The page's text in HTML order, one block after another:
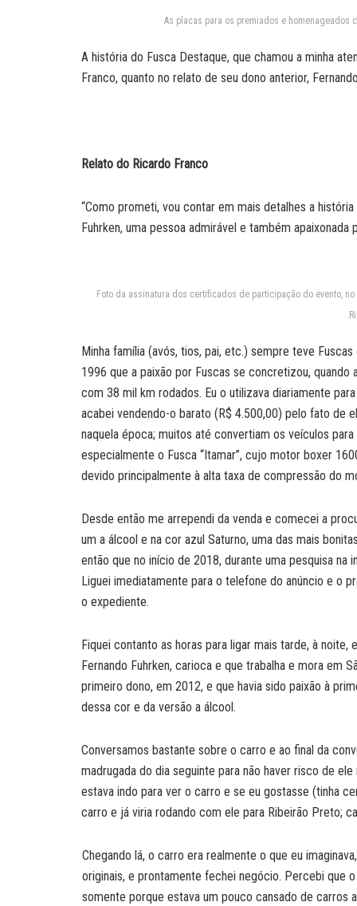
As placas para os premiados e homenageados
A história do Fusca Destaque, que chamou a minha
Franco, quanto no relato de seu dono anterior,
Relato do Ricardo Franco
“Como prometi, vou contar em mais detalhes a
Fuhrken, uma pessoa admirável e também
Foto da assinatura dos certificados de participação do evento,
Minha família (avós, tios, pai, etc.) sempre teve
1996 que a paixão por Fuscas se concretizou,
com 38 mil km rodados. Eu o utilizava diariamente
acabei vendendo-o barato (R$ 4.500,00) pelo fato de
naquela época; muitos até convertiam os veículos
especialmente o Fusca “Itamar”, cujo motor boxer
devido principalmente à alta taxa de compressão do
Desde então me arrependi da venda e comecei a
um a álcool e na cor azul Saturno, uma das mais
então que no início de 2018, durante uma pesquisa na
Liguei imediatamente para o telefone do anúncio e o
o expediente.
Fiquei contanto as horas para ligar mais tarde, à
Fernando Fuhrken, carioca e que trabalha e mora em
primeiro dono, em 2012, e que havia sido paixão à
dessa cor e da versão a álcool.
Conversamos bastante sobre o carro e ao final da
madrugada do dia seguinte para não haver risco de
estava indo para ver o carro e se eu gostasse (tinha
carro e já viria rodando com ele para Ribeirão Preto;
Chegando lá, o carro era realmente o que eu
originais, e prontamente fechei negócio. Percebi que
somente porque estava um pouco cansado de carros